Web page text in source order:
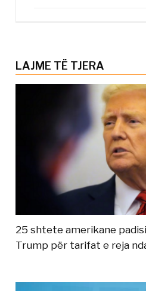
LAJME TË TJERA
25 shtete amerikane
Trump për tarifat e reja